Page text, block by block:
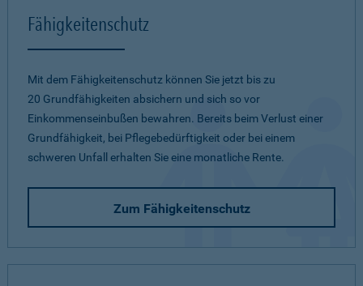
Fähigkeitenschutz
Mit dem Fähigkeitenschutz können Sie jetzt bis zu
20 Grundfähigkeiten absichern und sich so vor
Einkommenseinbußen bewahren. Bereits beim Verlust einer
Grundfähigkeit, bei Pflegebedürftigkeit oder bei einem
schweren Unfall erhalten Sie eine monatliche Rente.
Zum Fähigkeitenschutz